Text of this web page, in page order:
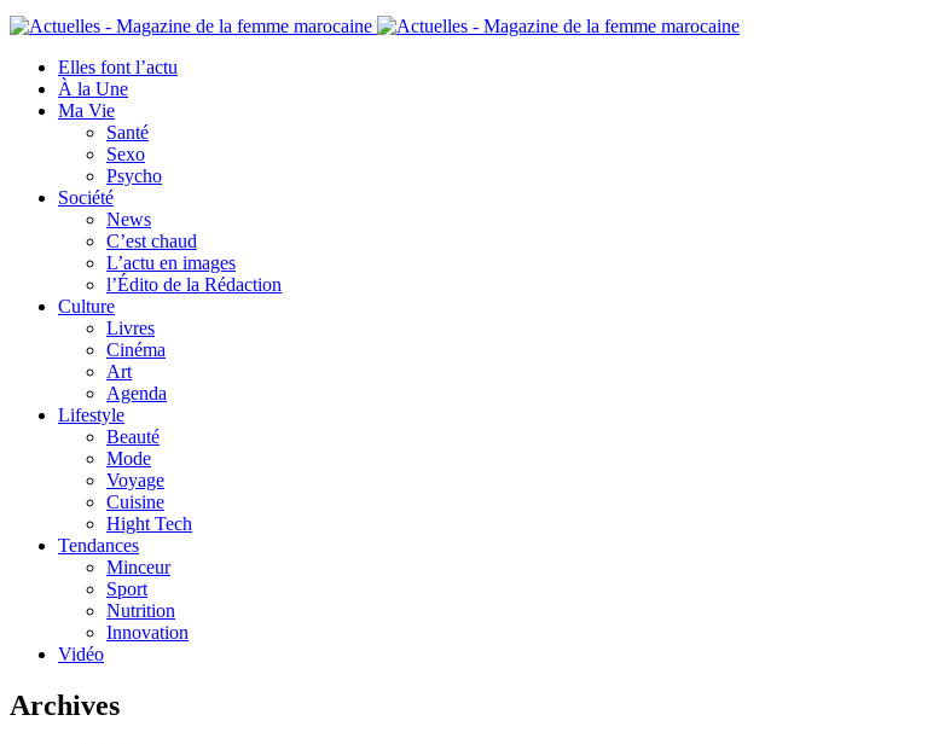
Elles font l’actu
À la Une
Ma Vie
Santé
Sexo
Psycho
Société
News
C’est chaud
L’actu en images
l’Édito de la Rédaction
Culture
Livres
Cinéma
Art
Agenda
Lifestyle
Beauté
Mode
Voyage
Cuisine
Hight Tech
Tendances
Minceur
Sport
Nutrition
Innovation
Vidéo
Archives